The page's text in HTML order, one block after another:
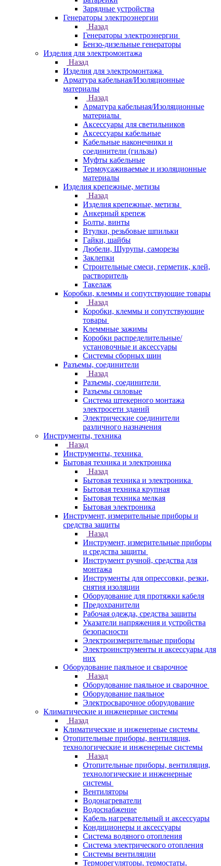
Зарядные устройства
Генераторы электроэнергии
Назад
Генераторы электроэнергии
Бензо-дизельные генераторы
Изделия для электромонтажа
Назад
Изделия для электромонтажа
Арматура кабельная/Изоляционные
материалы
Назад
Арматура кабельная/Изоляционные
материалы
Аксессуары для светильников
Аксессуары кабельные
Кабельные наконечники и
соединители (гильзы)
Муфты кабельные
Термоусаживаемые и изоляционные
материалы
Изделия крепежные, метизы
Назад
Изделия крепежные, метизы
Анкерный крепеж
Болты, винты
Втулки, резьбовые шпильки
Гайки, шайбы
Дюбели, Шурупы, саморезы
Заклепки
Строительные смеси, герметик, клей,
растворитель
Такелаж
Коробки, клеммы и сопутствующие товары
Назад
Коробки, клеммы и сопутствующие
товары
Клеммные зажимы
Коробки распределительные/
установочные и аксессуары
Системы сборных шин
Разъемы, соединители
Назад
Разъемы, соединители
Разъемы силовые
Система штекерного монтажа
электросети зданий
Электрические соединители
различного назначения
Инструменты, техника
Назад
Инструменты, техника
Бытовая техника и электроника
Назад
Бытовая техника и электроника
Бытовая техника крупная
Бытовая техника мелкая
Бытовая электроника
Инструмент, измерительные приборы и
средства защиты
Назад
Инструмент, измерительные приборы
и средства защиты
Инструмент ручной, средства для
монтажа
Инструменты для опрессовки, резки,
снятия изоляции
Оборудование для протяжки кабеля
Предохранители
Рабочая одежда, средства защиты
Указатели напряжения и устройства
безопасности
Электроизмерительные приборы
Электроинструменты и аксессуары для
них
Оборудование паяльное и сварочное
Назад
Оборудование паяльное и сварочное
Оборудование паяльное
Электросварочное оборудование
Климатические и инженерные системы
Назад
Климатические и инженерные системы
Отопительные приборы, вентиляция,
технологические и инженерные системы
Назад
Отопительные приборы, вентиляция,
технологические и инженерные
системы
Вентиляторы
Водонагреватели
Водоснабжение
Кабель нагревательный и аксессуары
Кондиционеры и аксессуары
Система водяного отопления
Система электрического отопления
Системы вентиляции
Терморегуляторы, термостаты,